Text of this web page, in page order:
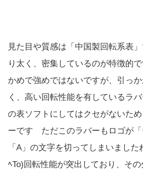
見た目や質感は「中国製回転系表
り太く、密集しているのが特徴的
かめで強めではないですが、引っ
く、高い回転性能を有しているラ
の表ソフトにしてはクセがないた
ーです ただこのラバーもロゴが「
「A」の文字を切ってしまいまし
ﾍTo)回転性能が突出しており、そ